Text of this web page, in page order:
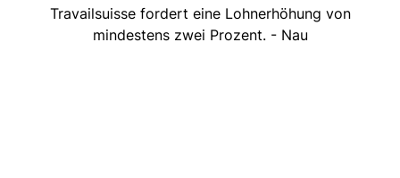
Travailsuisse fordert eine Lohnerhöhung von
mindestens zwei Prozent. - Nau